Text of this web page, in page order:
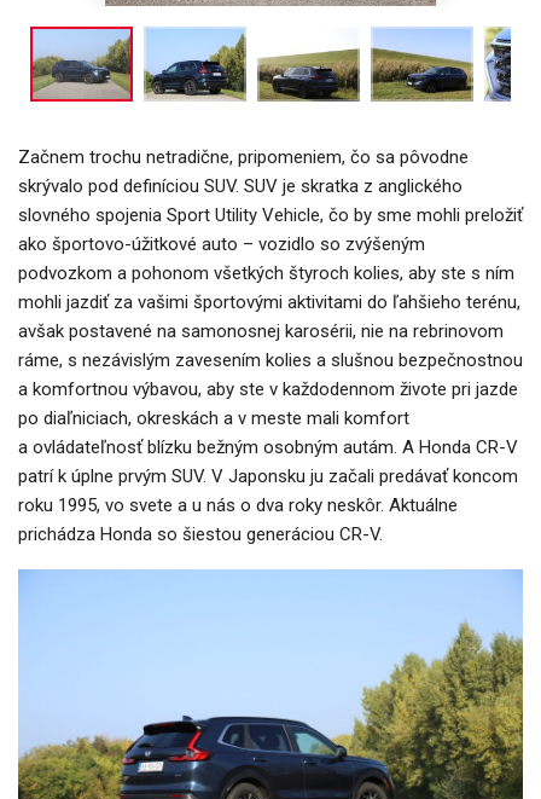
Začnem trochu netradične, pripomeniem, čo sa pôvodne
skrývalo pod definíciou SUV. SUV je skratka z anglického
slovného spojenia Sport Utility Vehicle, čo by sme mohli preložiť
ako športovo-úžitkové auto – vozidlo so zvýšeným
podvozkom a pohonom všetkých štyroch kolies, aby ste s ním
mohli jazdiť za vašimi športovými aktivitami do ľahšieho terénu,
avšak postavené na samonosnej karosérii, nie na rebrinovom
ráme, s nezávislým zavesením kolies a slušnou bezpečnostnou
a komfortnou výbavou, aby ste v každodennom živote pri jazde
po diaľniciach, okreskách a v meste mali komfort
a ovládateľnosť blízku bežným osobným autám. A Honda CR-V
patrí k úplne prvým SUV. V Japonsku ju začali predávať koncom
roku 1995, vo svete a u nás o dva roky neskôr. Aktuálne
prichádza Honda so šiestou generáciou CR-V.